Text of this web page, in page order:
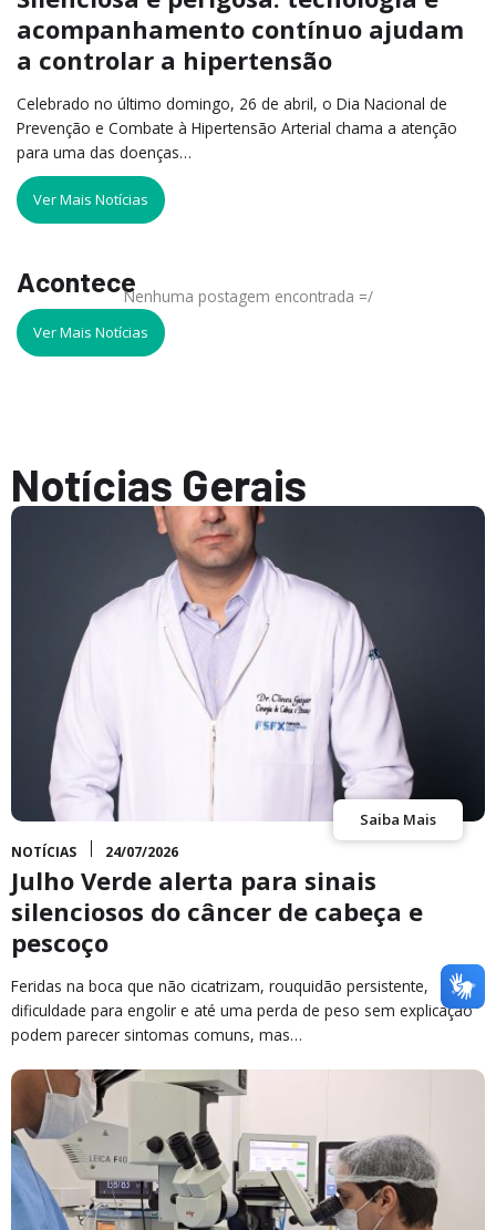
acompanhamento contínuo ajudam
a controlar a hipertensão
Celebrado no último domingo, 26 de abril, o Dia Nacional de
Prevenção e Combate à Hipertensão Arterial chama a atenção
para uma das doenças…
Ver Mais Notícias
AconteceNenhuma postagem encontrada =/
Ver Mais Notícias
Notícias Gerais
Saiba Mais
NOTÍCIAS 24/07/2026
Julho Verde alerta para sinais
silenciosos do câncer de cabeça e
pescoço
Feridas na boca que não cicatrizam, rouquidão persistente,
dificuldade para engolir e até uma perda de peso sem explicação
podem parecer sintomas comuns, mas…